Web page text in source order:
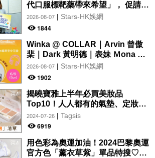
代口服標靶藥帶來希望」， 促請政
府加快納入藥物名冊，助患者及早
受惠
2026-08-07| Stars-HK娛網
1844
Winka @ COLLAR｜Arvin 曾傲
棐｜Dark 黃明德｜表妹 Ｍona 8
月29日起登陸L5維港空中花園 |
wwwtc mall 首度呈獻「Music
2026-08-07| Stars-HK娛網
1902
揭曉寶雅上半年必買美妝品
Top10！人人都有的氣墊、定妝噴
霧、保養品～幫你找到最值得入手
的好物♡
2024-07-26| Tagsis
6919
用色彩為奧運加油！2024巴黎奧運
官方色「薰衣草紫」單品特搜♡讓